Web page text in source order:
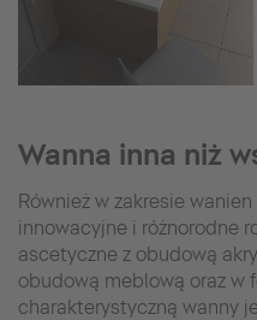
Wanna inna niż
Również w zakresie
innowacyjne i różnorodne
ascetyczne z obudową
obudową meblową oraz w
charakterystyczną wanny